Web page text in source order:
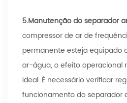
5.Manutenção do separador
compressor de ar de
permanente esteja equipado
ar-água, o efeito operacional
ideal. É necessário verificar
funcionamento do separador